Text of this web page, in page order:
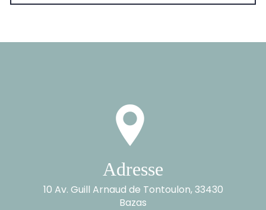
Adresse
10 Av. Guill Arnaud de Tontoulon, 33430
Bazas